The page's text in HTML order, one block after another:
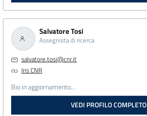
Salvatore Tosi
Assegnista di ricerca
salvatore.tosi@cnr.it
Iris CNR
Bio in aggiornamento...
VEDI PROFILO COMPLETO